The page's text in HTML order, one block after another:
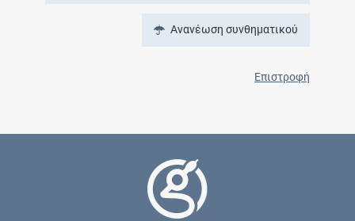
Ανανέωση συνθηματικού
Επιστροφή